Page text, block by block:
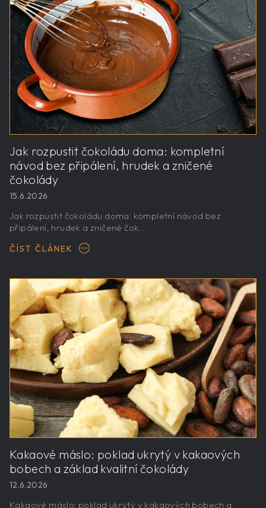
Jak rozpustit čokoládu doma: kompletní
návod bez připálení, hrudek a zničené
čokolády
15.6.2026
Jak rozpustit čokoládu doma: kompletní návod bez
připálení, hrudek a zničené čok...
ČÍST ČLÁNEK
Kakaové máslo: poklad ukrytý v kakaových
bobech a základ kvalitní čokolády
12.6.2026
Kakaové máslo: poklad ukrytý v kakaových bobech a